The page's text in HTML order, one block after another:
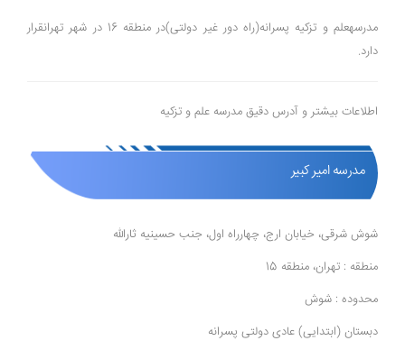
مدرسهعلم و تزکیه پسرانه(راه دور غیر دولتی)در منطقه 16 در شهر تهرانقرار
دارد.
اطلاعات بیشتر و آدرس دقیق مدرسه علم و تزکیه
مدرسه امیر کبیر
شوش شرقی، خیابان ارج، چهارراه اول، جنب حسینیه ثارالله
منطقه : تهران، منطقه 15
محدوده : شوش
دبستان (ابتدایی) عادی دولتی پسرانه